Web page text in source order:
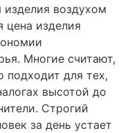
изделия воздухом
цена изделия
Многие считают,
подходит для тех,
высотой до
Строгий
за день устает